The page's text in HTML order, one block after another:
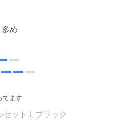
多め
てます
セット L ブラック